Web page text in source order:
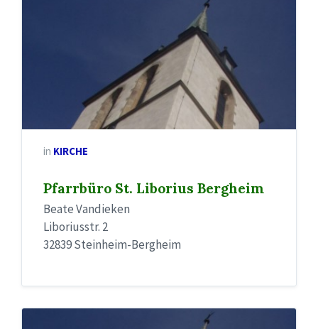
in KIRCHE
Pfarrbüro St. Liborius Bergheim
Beate Vandieken
Liboriusstr. 2
32839 Steinheim-Bergheim